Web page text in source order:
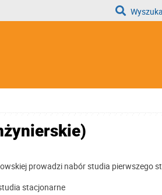
prowadzi nabór studia pierwszego
stacjonarne